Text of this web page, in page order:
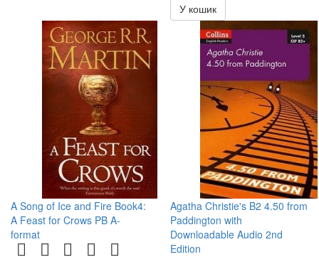
У кошик
A Song of Ice and Fire Book4:
A Feast for Crows PB A-
format
Agatha Christie's B2 4.50 from
Paddington with
Downloadable Audio 2nd
Edition